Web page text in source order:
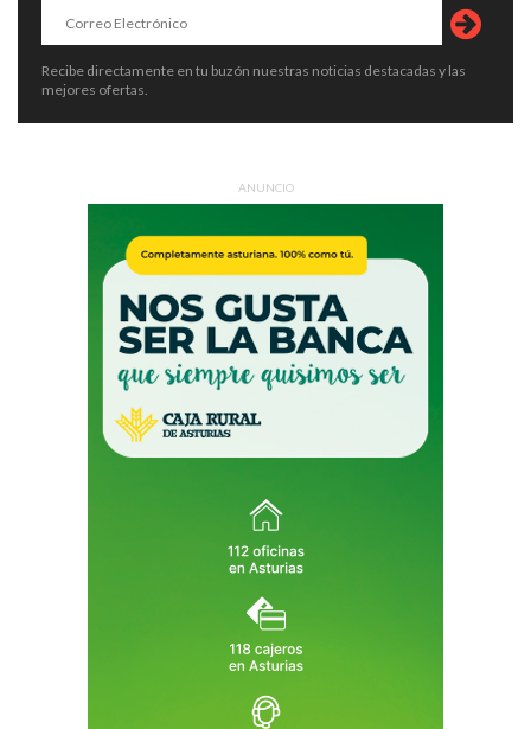
Recibe directamente en tu buzón nuestras noticias destacadas y las
mejores ofertas.
ANUNCIO